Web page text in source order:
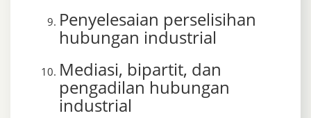
Penyelesaian perselisihan
hubungan industrial
Mediasi, bipartit, dan
pengadilan hubungan
industrial